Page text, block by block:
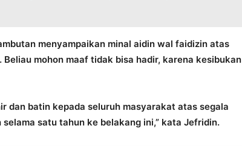
menyampaikan minal aidin wal faidizin atas
Beliau mohon maaf tidak bisa hadir, karena kesibukan
dan batin kepada seluruh masyarakat atas segala
satu tahun ke belakang ini,” kata Jefridin.